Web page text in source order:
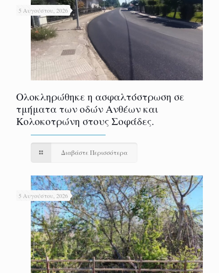
5 Αυγούστου, 2026
Ολοκληρώθηκε η ασφαλτόστρωση σε
τμήματα των οδών Ανθέων και
Κολοκοτρώνη στους Σοφάδες.
Διαβάστε Περισσότερα
5 Αυγούστου, 2026